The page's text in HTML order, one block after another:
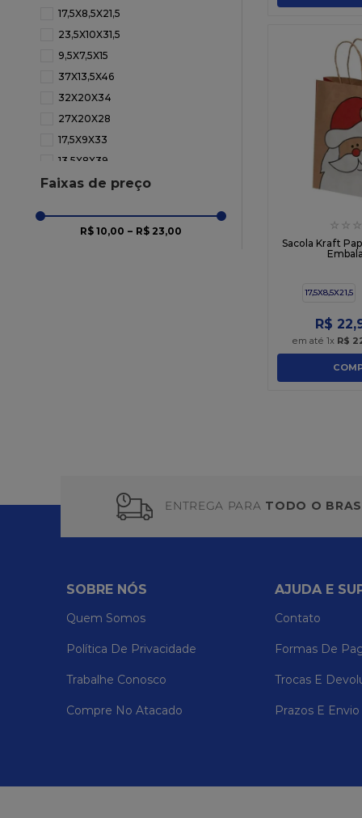
17,5X8,5X21,5
23,5X10X31,5
9,5X7,5X15
37X13,5X46
32X20X34
27X20X28
17,5X9X33
13,5X8X39
11,5X7X14,5
Faixas de preço
R$ 10,00 – R$ 23,00 ☆ ☆ ☆
Sacola Kraft
17,5X8,5X21,5
R$ 22,
em até 1x R$
ENTREGA PARA TODO O
SOBRE NÓS
Quem Somos
Política De Privacidade
Trabalhe Conosco
Compre No Atacado
AJUDA E
Contato
Formas De
Trocas E
Prazos E Envio